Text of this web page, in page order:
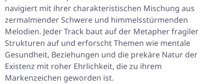
navigiert mit ihrer charakteristischen Mischung aus
zermalmender Schwere und himmelsstürmenden
Melodien. Jeder Track baut auf der Metapher fragiler
Strukturen auf und erforscht Themen wie mentale
Gesundheit, Beziehungen und die prekäre Natur der
Existenz mit roher Ehrlichkeit, die zu ihrem
Markenzeichen geworden ist.